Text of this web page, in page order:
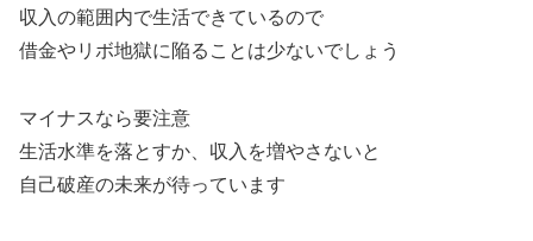
収入の範囲内で生活できているので
借金やリボ地獄に陥ることは少ないでしょう
マイナスなら要注意
生活水準を落とすか、収入を増やさないと
自己破産の未来が待っています